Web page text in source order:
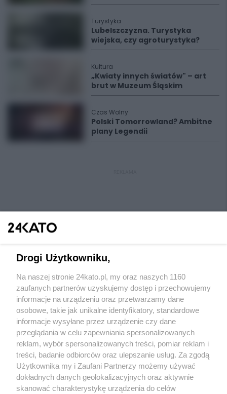
Turystyka
Lubelszczyzna. Turystyka
wiejska, czy agroturystyka?
Kultura
„Kwiaty innych światów" – art
brut w Muzeum Śląskim
Czas Wolny
Polski Tomorrowland? Ambitne
plany Legendii
Wydawca mediów lokalnych
Nie zapomnij
zapoznać się z:
polityką prywatności regulamin korzystania z portali
Twojemiasto
Piekary Śląskie
Skontakuj sięz nami
Kontakt
Drogi Użytkowniku,
Na naszej stronie 24kato.pl, my oraz naszych 1160
zaufanych partnerów uzyskujemy dostęp i przechowujemy
informacje na urządzeniu oraz przetwarzamy dane
osobowe, takie jak unikalne identyfikatory, standardowe
informacje wysyłane przez urządzenie czy dane
przeglądania w celu zapewniania spersonalizowanych
reklam, wybór spersonalizowanych treści, pomiar reklam i
treści, badanie odbiorców oraz ulepszanie usług. Za zgodą
Użytkownika my i Zaufani Partnerzy możemy używać
dokładnych danych geolokalizacyjnych oraz aktywnie
skanować charakterystykę urządzenia do celów